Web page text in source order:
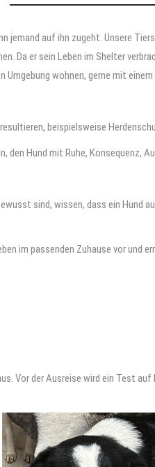
auf ihn zugeht. Unsere
Da er sein Leben im Shelter
wohnen, gerne mit
beispielsweise
Hund mit Ruhe, Konsequenz,
sind, wissen, dass ein Hund
im passenden Zuhause vor und
Vor der Ausreise wird ein Test